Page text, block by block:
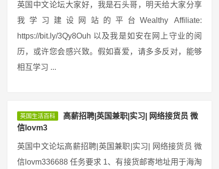
英国中文论坛大家好，我是石头哥，明天给大家分享
我学习建设网站的平台Wealthy Affiliate:
https://bit.ly/3Qy8Ouh 以及我是如安在网上守业的阅
历，或许您会感兴致。假如喜爱，请多多反对，能够
相互学习 ...
英国生活百科
高薪招聘|英国兼职|实习| 网络接货员 微
信lovm3
英国中文论坛高薪招聘|英国兼职|实习| 网络接货员 微
信lovm336688 任务要求 1、有接货邮寄地址用于海淘